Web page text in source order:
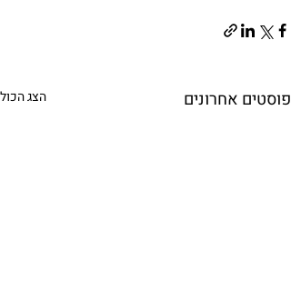
פוסטים אחרונים הצג הכול